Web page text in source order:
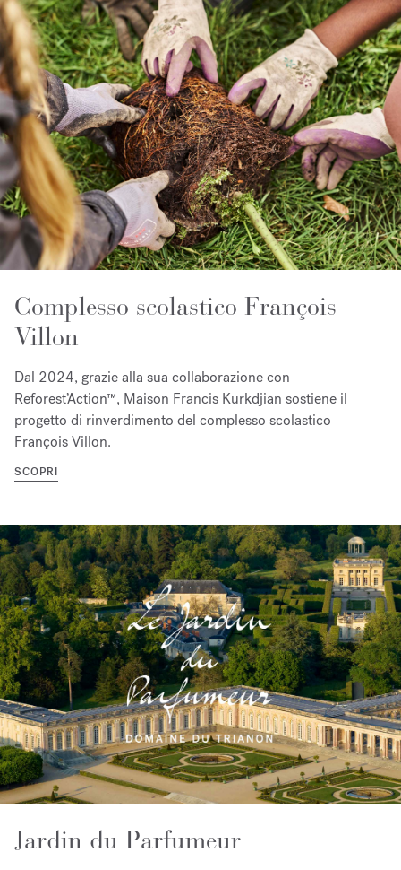
Complesso scolastico François
Villon
Dal 2024, grazie alla sua collaborazione con
Reforest’Action™, Maison Francis Kurkdjian sostiene il
progetto di rinverdimento del complesso scolastico
François Villon.
SCOPRI
Jardin du Parfumeur